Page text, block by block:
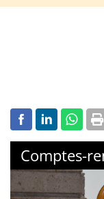
Comptes-